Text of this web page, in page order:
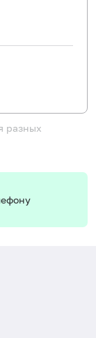
разных